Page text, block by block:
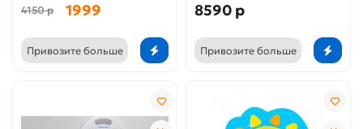
4150 р 1999
Привозите больше
8590 р
Привозите больше